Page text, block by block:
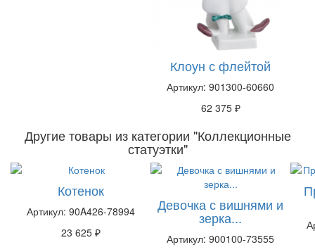
Клоун с флейтой
Артикул: 901300-60660
62 375 ₽
Другие товары из категории "Коллекционные
статуэтки"
Котенок
Артикул: 90A426-78994
23 625 ₽
Девочка с вишнями и
зерка...
Артикул: 900100-73555